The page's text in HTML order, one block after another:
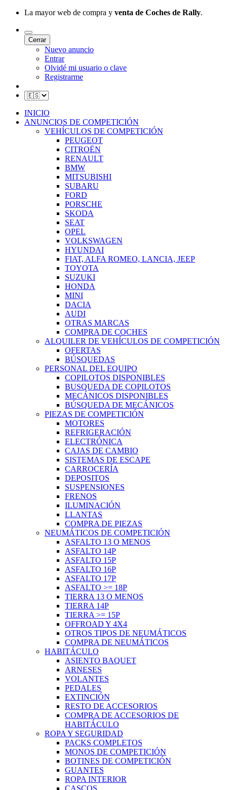
La mayor web de compra y venta de Coches de Rally.
Cerrar
Nuevo anuncio
Entrar
Olvidé mi usuario o clave
Registrarme
INICIO
ANUNCIOS DE COMPETICIÓN
VEHÍCULOS DE COMPETICIÓN
PEUGEOT
CITROËN
RENAULT
BMW
MITSUBISHI
SUBARU
FORD
PORSCHE
SKODA
SEAT
OPEL
VOLKSWAGEN
HYUNDAI
FIAT, ALFA ROMEO, LANCIA, JEEP
TOYOTA
SUZUKI
HONDA
MINI
DACIA
AUDI
OTRAS MARCAS
COMPRA DE COCHES
ALQUILER DE VEHÍCULOS DE COMPETICIÓN
OFERTAS
BÚSQUEDAS
PERSONAL DEL EQUIPO
COPILOTOS DISPONIBLES
BUSQUEDA DE COPILOTOS
MECÁNICOS DISPONIBLES
BÚSQUEDA DE MECÁNICOS
PIEZAS DE COMPETICIÓN
MOTORES
REFRIGERACIÓN
ELECTRÓNICA
CAJAS DE CAMBIO
SISTEMAS DE ESCAPE
CARROCERÍA
DEPOSITOS
SUSPENSIONES
FRENOS
ILUMINACIÓN
LLANTAS
COMPRA DE PIEZAS
NEUMÁTICOS DE COMPETICIÓN
ASFALTO 13 O MENOS
ASFALTO 14P
ASFALTO 15P
ASFALTO 16P
ASFALTO 17P
ASFALTO >= 18P
TIERRA 13 O MENOS
TIERRA 14P
TIERRA >= 15P
OFFROAD Y 4X4
OTROS TIPOS DE NEUMÁTICOS
COMPRA DE NEUMÁTICOS
HABITÁCULO
ASIENTO BAQUET
ARNESES
VOLANTES
PEDALES
EXTINCIÓN
RESTO DE ACCESORIOS
COMPRA DE ACCESORIOS DE
HABITÁCULO
ROPA Y SEGURIDAD
PACKS COMPLETOS
MONOS DE COMPETICIÓN
BOTINES DE COMPETICIÓN
GUANTES
ROPA INTERIOR
CASCOS